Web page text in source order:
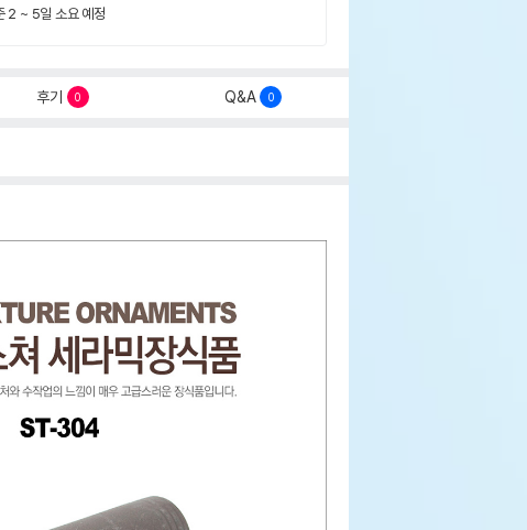
2 ~ 5일 소요 예정
후기 0 Q&A 0